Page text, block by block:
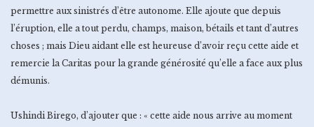
permettre aux sinistrés d’être autonome. Elle ajoute que depuis
l’éruption, elle a tout perdu, champs, maison, bétails et tant d’autres
choses ; mais Dieu aidant elle est heureuse d’avoir reçu cette aide et
remercie la Caritas pour la grande générosité qu’elle a face aux plus
démunis.
Ushindi Birego, d’ajouter que : « cette aide nous arrive au moment